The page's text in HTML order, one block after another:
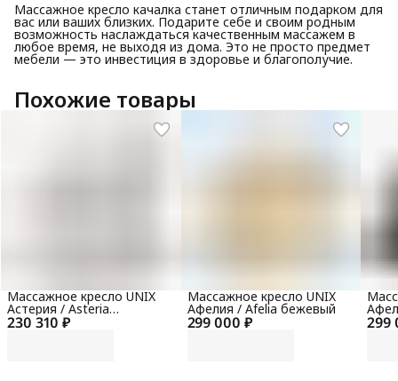
Массажное кресло качалка станет отличным подарком для
вас или ваших близких. Подарите себе и своим родным
возможность наслаждаться качественным массажем в
любое время, не выходя из дома. Это не просто предмет
мебели — это инвестиция в здоровье и благополучие.
Похожие товары
230 310 ₽
Массажное кресло UNIX
Астерия / Asteria
жемчужный 299 000 ₽
Массажное кресло UNIX
Афелия / Afelia бежевый
299